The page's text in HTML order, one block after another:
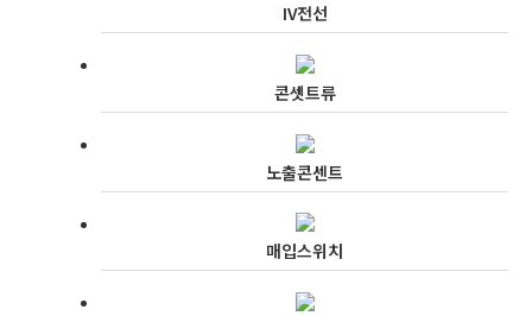
IV전선
콘셋트류
노출콘센트
매입스위치